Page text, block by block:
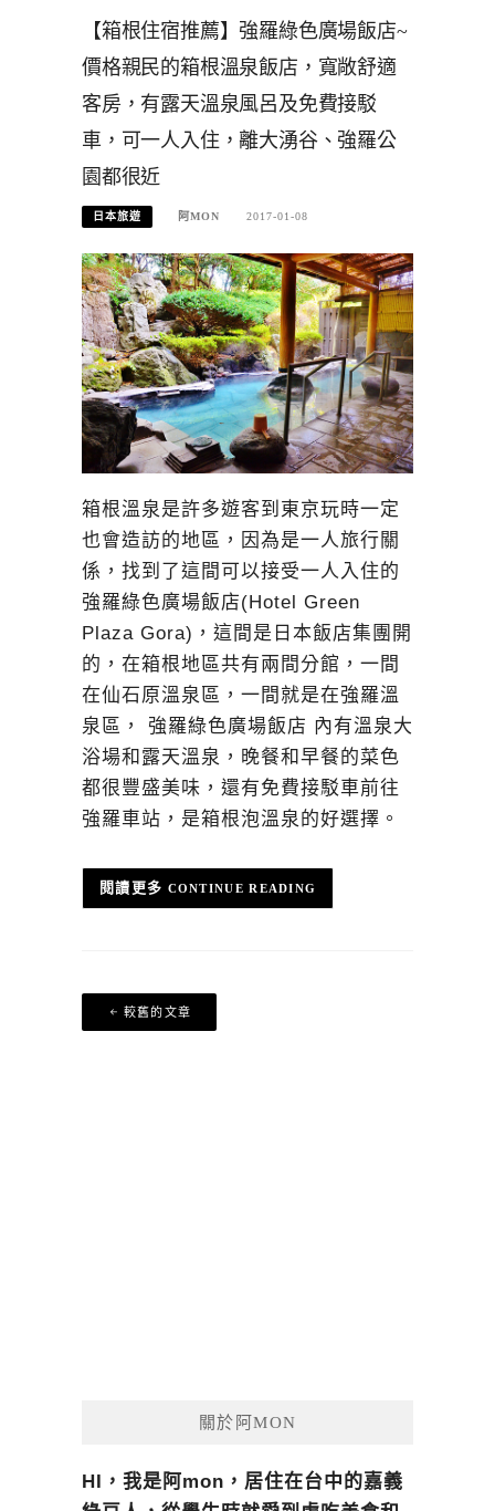
【箱根住宿推薦】強羅綠色廣場飯店~
價格親民的箱根溫泉飯店，寬敞舒適
客房，有露天溫泉風呂及免費接駁
車，可一人入住，離大湧谷、強羅公
園都很近
日本旅遊 阿MON 2017-01-08
箱根溫泉是許多遊客到東京玩時一定
也會造訪的地區，因為是一人旅行關
係，找到了這間可以接受一人入住的
強羅綠色廣場飯店(Hotel Green
Plaza Gora)，這間是日本飯店集團開
的，在箱根地區共有兩間分館，一間
在仙石原溫泉區，一間就是在強羅溫
泉區， 強羅綠色廣場飯店 內有溫泉大
浴場和露天溫泉，晚餐和早餐的菜色
都很豐盛美味，還有免費接駁車前往
強羅車站，是箱根泡溫泉的好選擇。
CONTINUE READING
文
章
較舊的文章
關於阿MON
HI，我是阿mon，居住在台中的嘉義